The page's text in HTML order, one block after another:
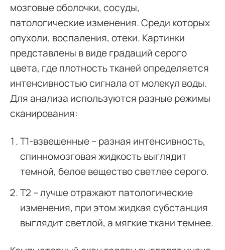
мозговые оболочки, сосуды,
патологические изменения. Среди которых
опухоли, воспаления, отеки. Картинки
представлены в виде градаций серого
цвета, где плотность тканей определяется
интенсивностью сигнала от молекул воды.
Для анализа используются разные режимы
сканирования:
Т1-взвешенные – разная интенсивность,
спинномозговая жидкость выглядит
темной, белое вещество светлее серого.
Т2 – лучше отражают патологические
изменения, при этом жидкая субстанция
выглядит светлой, а мягкие ткани темнее.